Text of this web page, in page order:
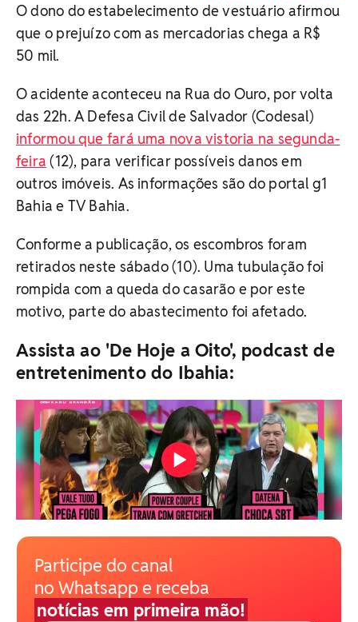
O dono do estabelecimento de vestuário afirmou
que o prejuízo com as mercadorias chega a R$
50 mil.
O acidente aconteceu na Rua do Ouro, por volta
das 22h. A Defesa Civil de Salvador (Codesal)
informou que fará uma nova vistoria na segunda-
feira (12), para verificar possíveis danos em
outros imóveis. As informações são do portal g1
Bahia e TV Bahia.
Conforme a publicação, os escombros foram
retirados neste sábado (10). Uma tubulação foi
rompida com a queda do casarão e por este
motivo, parte do abastecimento foi afetado.
Assista ao 'De Hoje a Oito', podcast de
entretenimento do Ibahia:
Participe do canal
no Whatsapp e receba
notícias em primeira mão!